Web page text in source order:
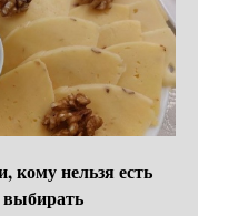
кому нельзя есть
выбирать